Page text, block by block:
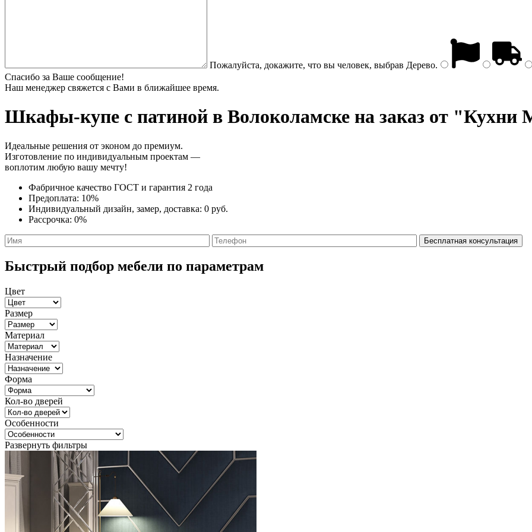
Пожалуйста, докажите, что вы человек, выбрав Дерево.
Спасибо за Ваше сообщение!
Наш менеджер свяжется с Вами в ближайшее время.
Шкафы-купе с патиной в Волоколамске на заказ от "Кухни
Идеальные решения от эконом до премиум.
Изготовление по индивидуальным проектам —
воплотим любую вашу мечту!
Фабричное качество ГОСТ и гарантия 2 года
Предоплата: 10%
Индивидуальный дизайн, замер, доставка: 0 руб.
Рассрочка: 0%
Быстрый подбор мебели по параметрам
Цвет
Размер
Материал
Назначение
Форма
Кол-во дверей
Особенности
Развернуть фильтры